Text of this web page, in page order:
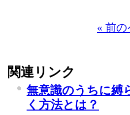
« 前
関連リンク
無意識のうちに縛
く方法とは？